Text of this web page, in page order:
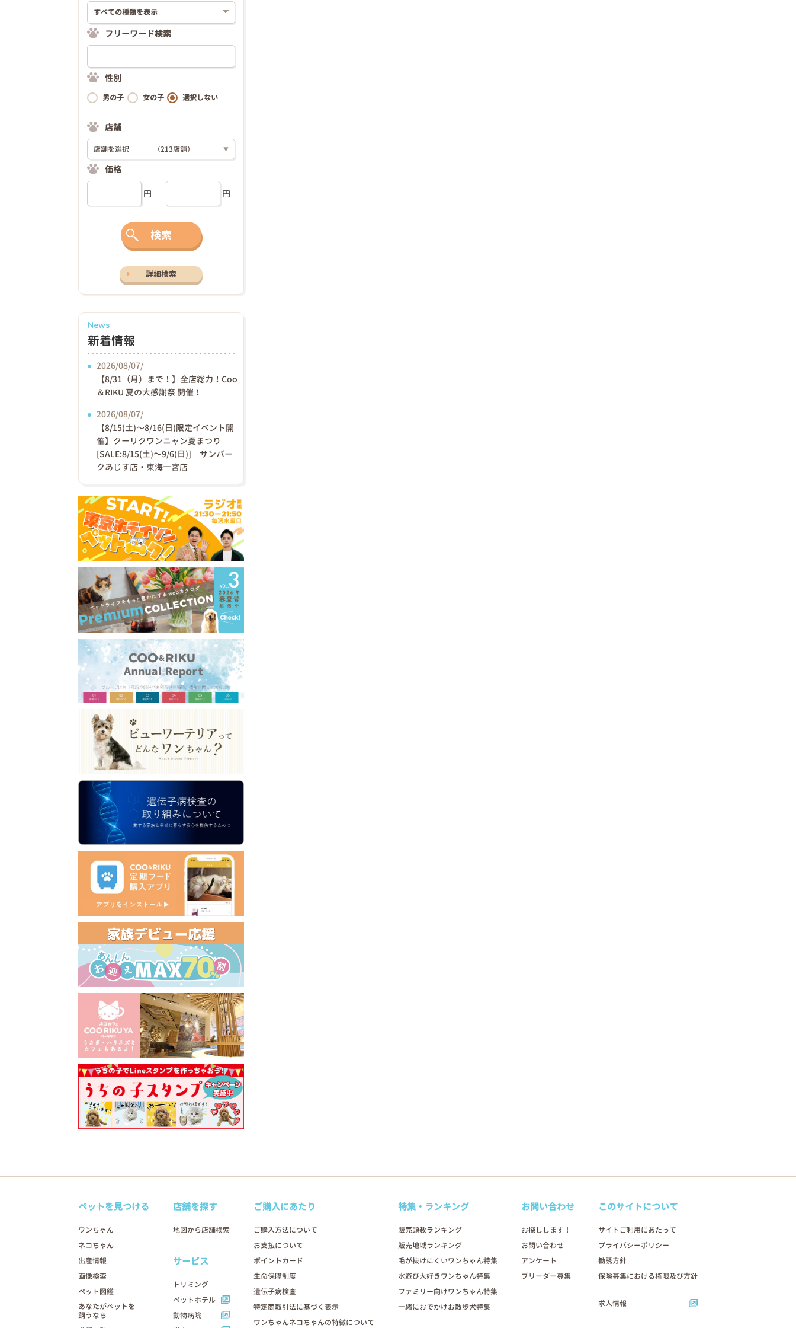
フリーワード検索
性別
男の子 女の子 選択しない
店舗
店舗を選択 （213店舗） ▼
価格
円 円
検索
詳細検索
News
新着情報
2026/08/07/
【8/31（月）まで！】全店総力！Coo
＆RIKU 夏の大感謝祭 開催！
2026/08/07/
【8/15(土)〜8/16(日)限定イベント開
催】クーリクワンニャン夏まつり
[SALE:8/15(土)～9/6(日)] サンパー
クあじす店・東海一宮店
ペットを見つける
ワンちゃん
ネコちゃん
出産情報
画像検索
ペット図鑑
あなたがペットを
飼うなら
店舗を探す
地図から店舗検索
サービス
トリミング
ペットホテル
動物病院
ご購入にあたり
ご購入方法について
お支払について
ポイントカード
生命保障制度
遺伝子病検査
特定商取引法に基づく表示
ワンちゃんネコちゃんの特徴について
特集・ランキング
販売頭数ランキング
販売地域ランキング
毛が抜けにくいワンちゃん特集
水遊び大好きワンちゃん特集
ファミリー向けワンちゃん特集
一緒におでかけお散歩犬特集
お問い合わせ
お探しします！
お問い合わせ
アンケート
ブリーダー募集
このサイトについて
サイトご利用にあたって
プライバシーポリシー
勧誘方針
保険募集における権限及び方針
求人情報